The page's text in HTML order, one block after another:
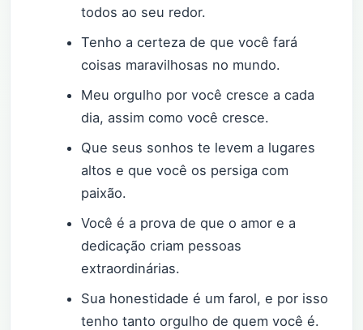
todos ao seu redor.
Tenho a certeza de que você fará
coisas maravilhosas no mundo.
Meu orgulho por você cresce a cada
dia, assim como você cresce.
Que seus sonhos te levem a lugares
altos e que você os persiga com
paixão.
Você é a prova de que o amor e a
dedicação criam pessoas
extraordinárias.
Sua honestidade é um farol, e por isso
tenho tanto orgulho de quem você é.